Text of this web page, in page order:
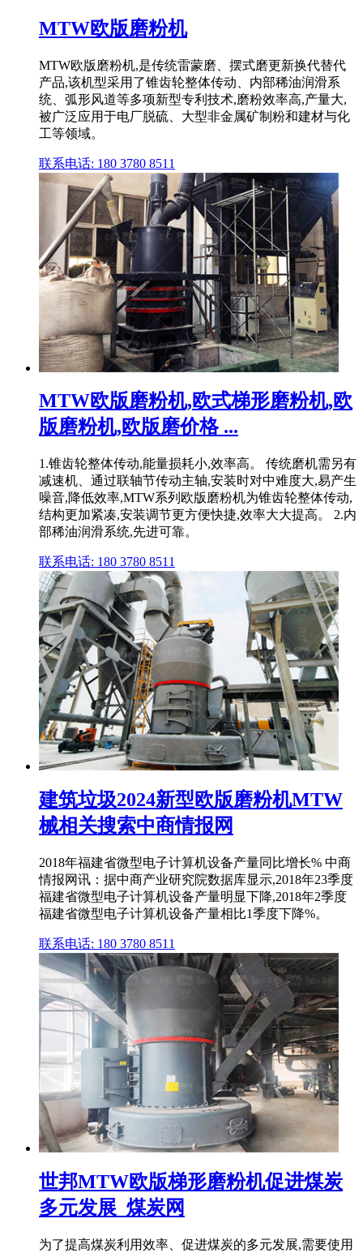
MTW欧版磨粉机
MTW欧版磨粉机,是传统雷蒙磨、摆式磨更新换代替代
产品,该机型采用了锥齿轮整体传动、内部稀油润滑系
统、弧形风道等多项新型专利技术,磨粉效率高,产量大,
被广泛应用于电厂脱硫、大型非金属矿制粉和建材与化
工等领域。
联系电话: 180 3780 8511
MTW欧版磨粉机,欧式梯形磨粉机,欧
版磨粉机,欧版磨价格 ...
1.锥齿轮整体传动,能量损耗小,效率高。 传统磨机需另有
减速机、通过联轴节传动主轴,安装时对中难度大,易产生
噪音,降低效率,MTW系列欧版磨粉机为锥齿轮整体传动,
结构更加紧凑,安装调节更方便快捷,效率大大提高。 2.内
部稀油润滑系统,先进可靠。
联系电话: 180 3780 8511
建筑垃圾2024新型欧版磨粉机MTW
械相关搜索中商情报网
2018年福建省微型电子计算机设备产量同比增长% 中商
情报网讯：据中商产业研究院数据库显示,2018年23季度
福建省微型电子计算机设备产量明显下降,2018年2季度
福建省微型电子计算机设备产量相比1季度下降%。
联系电话: 180 3780 8511
世邦MTW欧版梯形磨粉机促进煤炭
多元发展_煤炭网
为了提高煤炭利用效率、促进煤炭的多元发展,需要使用